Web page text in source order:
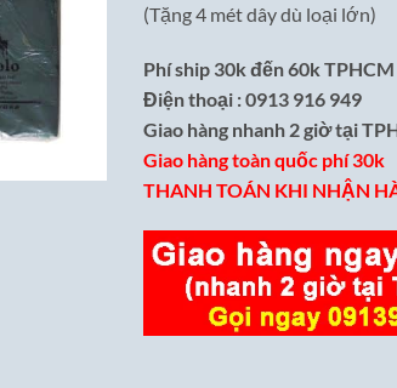
(Tặng 4 mét dây dù loại lớn)
Phí ship 30k đến 60k TPHCM
Điện thoại : 0913 916 949
Giao hàng nhanh 2 giờ tại
Giao hàng toàn quốc phí 30k
THANH TOÁN KHI NHẬN